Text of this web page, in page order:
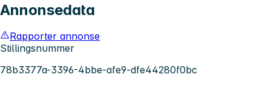
Annonsedata
Rapporter annonse
Stillingsnummer
78b3377a-3396-4bbe-afe9-dfe44280f0bc